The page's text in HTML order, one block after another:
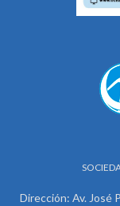
Dirección: Av. José